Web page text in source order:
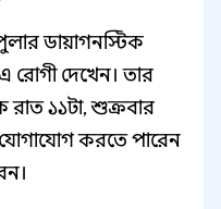
ডায়াগনস্টিক
রোগী দেখেন। তার
১১টা, শুক্রবার
যোগাযোগ করতে পারেন